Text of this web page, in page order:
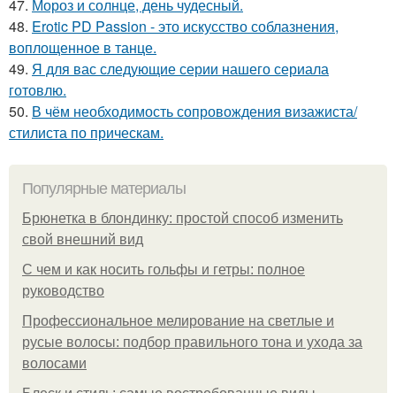
47. Мороз и солнце, день чудесный.
48. Erotic PD Passion - это искусство соблазнения,
воплощенное в танце.
49. Я для вас следующие серии нашего сериала
готовлю.
50. В чём необходимость сопровождения визажиста/
стилиста по прическам.
Популярные материалы
Брюнетка в блондинку: простой способ изменить
свой внешний вид
С чем и как носить гольфы и гетры: полное
руководство
Профессиональное мелирование на светлые и
русые волосы: подбор правильного тона и ухода за
волосами